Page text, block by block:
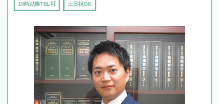
19時以降TEL可 土日祝OK